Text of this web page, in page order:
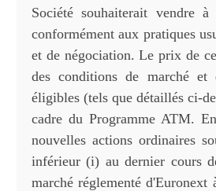
Société souhaiterait vendre
conformément aux pratiques
et de négociation. Le prix de
des conditions de marché et
éligibles (tels que détaillés ci-
cadre du Programme ATM.
nouvelles actions ordinaires
inférieur (i) au dernier cours
marché réglementé